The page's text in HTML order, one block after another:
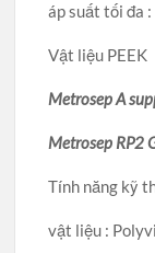
áp suất tối đa
Vật liệu PEEK
Metrosep A
Metrosep RP2
Tính năng kỹ
vật liệu :